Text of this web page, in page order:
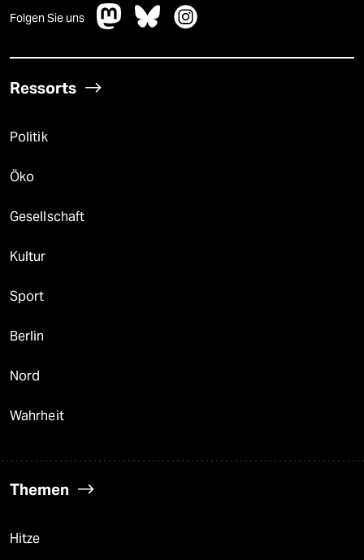
Folgen Sie uns
Ressorts
Politik
Öko
Gesellschaft
Kultur
Sport
Berlin
Nord
Wahrheit
Themen
Hitze